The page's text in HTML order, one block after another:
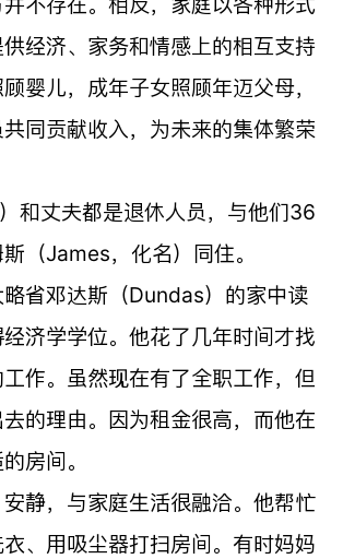
经济、家务和情感上的相互支持
婴儿，成年子女照顾年迈父母，
同贡献收入，为未来的集体繁荣
和丈夫都是退休人员，与他们36
（James，化名）同住。
省邓达斯（Dundas）的家中读
济学学位。他花了几年时间才找
作。虽然现在有了全职工作，但
的理由。因为租金很高，而他在
房间。
静，与家庭生活很融洽。他帮忙
、用吸尘器打扫房间。有时妈妈